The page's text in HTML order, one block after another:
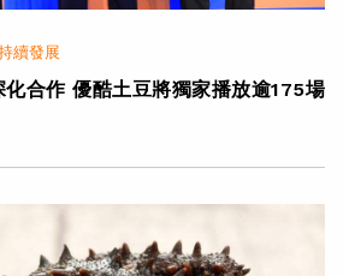
續發展
合作 優酷土豆將獨家播放逾175場